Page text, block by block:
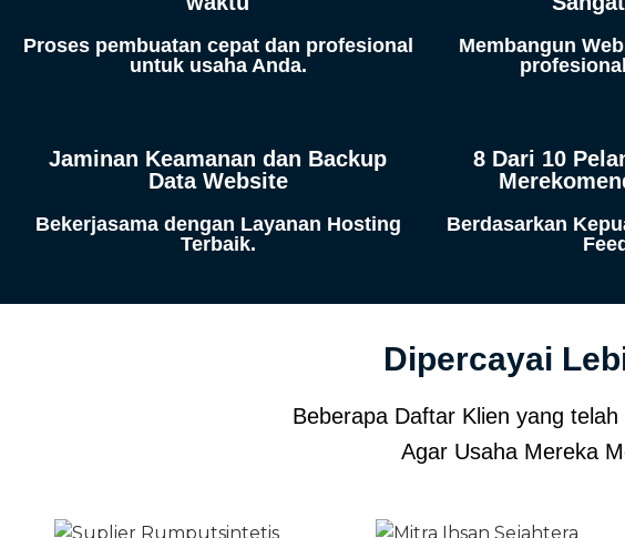
Proses pembuatan cepat dan profesional
untuk usaha Anda.
Membangun
Jaminan Keamanan dan Backup
Data Website
Bekerjasama dengan Layanan Hosting
Terbaik.
8 Dari 10
Berdasarkan
Dipercayai
Beberapa Daftar Klien yang
Agar Usaha Mereka